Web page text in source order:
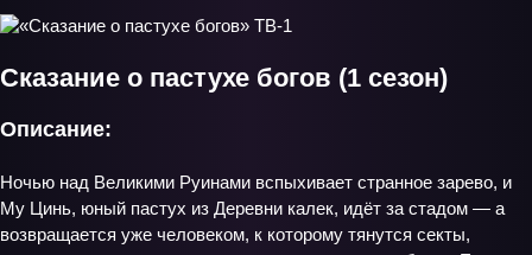
Сказание о пастухе богов (1 сезон)
Описание:
Ночью над Великими Руинами вспыхивает странное зарево, и
Му Цинь, юный пастух из Деревни калек, идёт за стадом — а
возвращается уже человеком, к которому тянутся секты,